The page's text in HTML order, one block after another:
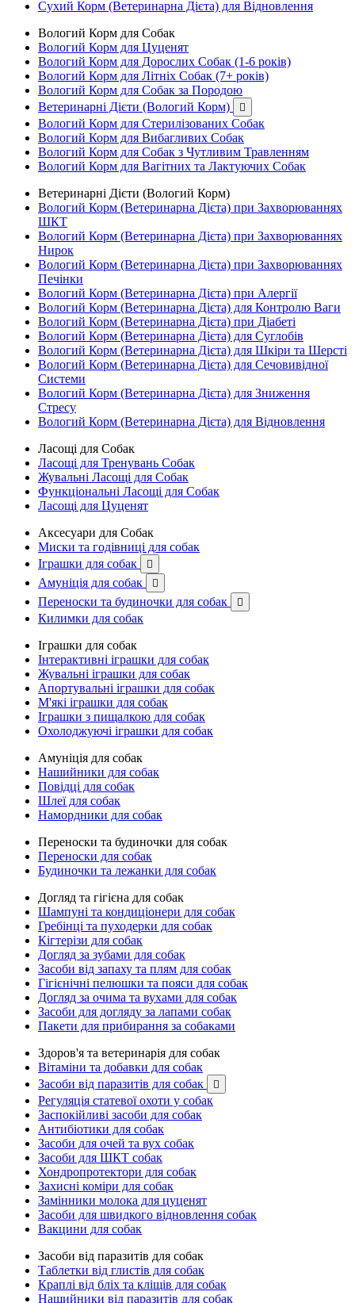
Сухий Корм (Ветеринарна Дієта) для Відновлення
Вологий Корм для Собак
Вологий Корм для Цуценят
Вологий Корм для Дорослих Собак (1-6 років)
Вологий Корм для Літніх Собак (7+ років)
Вологий Корм для Собак за Породою
Ветеринарні Дієти (Вологий Корм)

Вологий Корм для Стерилізованих Собак
Вологий Корм для Вибагливих Собак
Вологий Корм для Собак з Чутливим Травленням
Вологий Корм для Вагітних та Лактуючих Собак
Ветеринарні Дієти (Вологий Корм)
Вологий Корм (Ветеринарна Дієта) при Захворюваннях
ШКТ
Вологий Корм (Ветеринарна Дієта) при Захворюваннях
Нирок
Вологий Корм (Ветеринарна Дієта) при Захворюваннях
Печінки
Вологий Корм (Ветеринарна Дієта) при Алергії
Вологий Корм (Ветеринарна Дієта) для Контролю Ваги
Вологий Корм (Ветеринарна Дієта) при Діабеті
Вологий Корм (Ветеринарна Дієта) для Суглобів
Вологий Корм (Ветеринарна Дієта) для Шкіри та Шерсті
Вологий Корм (Ветеринарна Дієта) для Сечовивідної
Системи
Вологий Корм (Ветеринарна Дієта) для Зниження
Стресу
Вологий Корм (Ветеринарна Дієта) для Відновлення
Ласощі для Собак
Ласощі для Тренувань Собак
Жувальні Ласощі для Собак
Функціональні Ласощі для Собак
Ласощі для Цуценят
Аксесуари для Собак
Миски та годівниці для собак
Іграшки для собак

Амуніція для собак 
Переноски та будиночки для собак 
Килимки для собак
Іграшки для собак
Інтерактивні іграшки для собак
Жувальні іграшки для собак
Апортувальні іграшки для собак
М'які іграшки для собак
Іграшки з пищалкою для собак
Охолоджуючі іграшки для собак
Амуніція для собак
Нашийники для собак
Повідці для собак
Шлеї для собак
Намордники для собак
Переноски та будиночки для собак
Переноски для собак
Будиночки та лежанки для собак
Догляд та гігієна для собак
Шампуні та кондиціонери для собак
Гребінці та пуходерки для собак
Кігтерізи для собак
Догляд за зубами для собак
Засоби від запаху та плям для собак
Гігієнічні пелюшки та пояси для собак
Догляд за очима та вухами для собак
Засоби для догляду за лапами собак
Пакети для прибирання за собаками
Здоров'я та ветеринарія для собак
Вітаміни та добавки для собак
Засоби від паразитів для собак

Регуляція статевої охоти у собак
Заспокійливі засоби для собак
Антибіотики для собак
Засоби для очей та вух собак
Засоби для ШКТ собак
Хондропротектори для собак
Захисні коміри для собак
Замінники молока для цуценят
Засоби для швидкого відновлення собак
Вакцини для собак
Засоби від паразитів для собак
Таблетки від глистів для собак
Краплі від бліх та кліщів для собак
Нашийники від паразитів для собак